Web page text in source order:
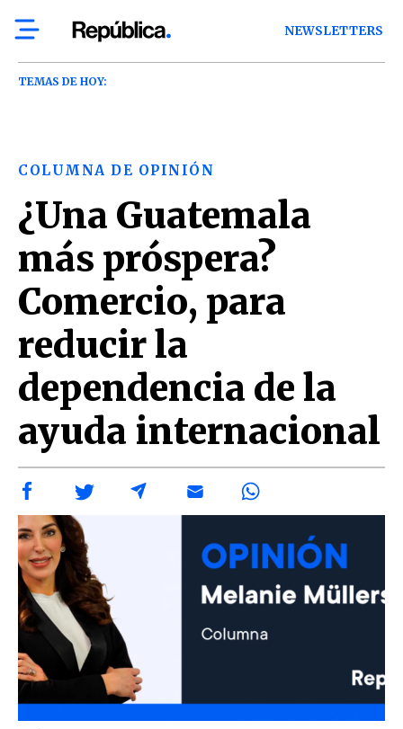
NEWSLETTERS
TEMAS DE HOY:
COLUMNA DE OPINIÓN
¿Una Guatemala
más próspera?
Comercio, para
reducir la
dependencia de la
ayuda internacional